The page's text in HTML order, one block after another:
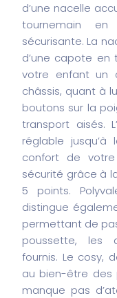
d’une nacelle
tournemain
sécurisante. La
d’une capote en
votre enfant un
châssis, quant à
boutons sur la
transport aisés.
réglable
confort de
sécurité grâce à
5 points.
distingue
permettant de
poussette, les
fournis. Le cosy,
au bien-être des
manque pas